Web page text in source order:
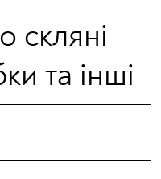
скляні
та інші